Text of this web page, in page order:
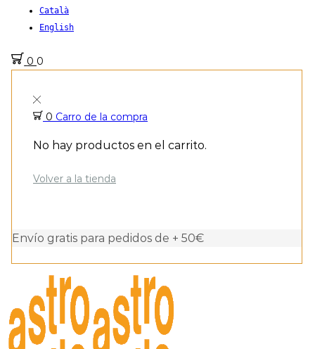
Català
English
0 0
0 Carro de la compra
No hay productos en el carrito.
Volver a la tienda
Envío gratis para pedidos de + 50€